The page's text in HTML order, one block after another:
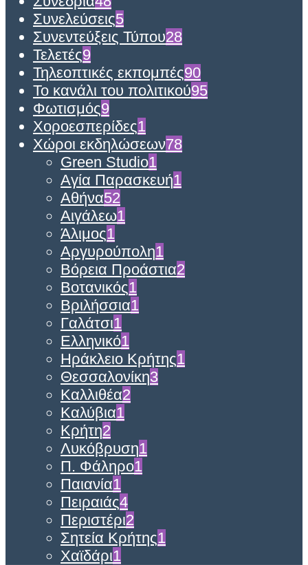
Συνελεύσεις5
Συνεντεύξεις Τύπου28
Τελετές9
Τηλεοπτικές εκπομπές90
Το κανάλι του πολιτικού95
Φωτισμός9
Χοροεσπερίδες1
Χώροι εκδηλώσεων78
Green Studio1
Αγία Παρασκευή1
Αθήνα52
Αιγάλεω1
Άλιμος1
Αργυρούπολη1
Βόρεια Προάστια2
Βοτανικός1
Βριλήσσια1
Γαλάτσι1
Ελληνικό1
Ηράκλειο Κρήτης1
Θεσσαλονίκη3
Καλλιθέα2
Καλύβια1
Κρήτη2
Λυκόβρυση1
Π. Φάληρο1
Παιανία1
Πειραιάς4
Περιστέρι2
Σητεία Κρήτης1
Χαϊδάρι1